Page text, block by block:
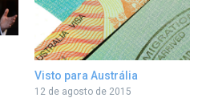
Visto para Austrália
12 de agosto de 2015